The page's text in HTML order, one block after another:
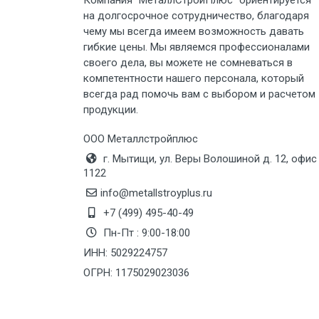
Груз до 6 м, вес до 3 тн
Груз до 6 м, вес до 5 тн
Груз до 6 м, вес до 8 тн
Груз до 6 м, вес до 10 тн
Груз до 12 м, вес до 20 тн
Манипулятор до 6 м, вес до 5 тн
на долгосрочное сотрудничество, благодаря
чему мы всегда имеем возможность давать
гибкие цены. Мы являемся профессионалами
своего дела, вы можете не сомневаться в
компетентности нашего персонала, который
всегда рад помочь вам с выбором и расчетом
продукции.
ООО Металлстройплюс
г. Мытищи, ул. Веры Волошиной д. 12, офис
1122
info@metallstroyplus.ru
+7 (499) 495-40-49
Пн-Пт : 9:00-18:00
ИНН: 5029224757
ОГРН: 1175029023036